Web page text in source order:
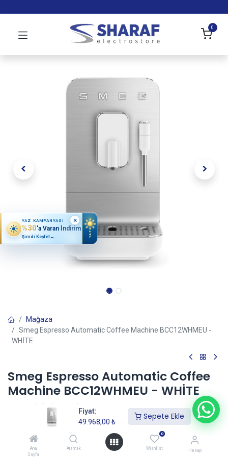
Fiyat:
49.968,00 ₺
Sepete Ekle
Ana
Sayfa
Aramak
0
Wishlist Hesap
0
Mağaza
Smeg Espresso Automatic Coffee Machine BCC12WHMEU -
WHİTE
Smeg Espresso Automatic Coffee
Machine BCC12WHMEU - WHİTE
(0 incele)
49.968,00
YAZ KAMPANYASI
%30'a Varan İndirim
Şimdi Keşfet→ YAZ
×